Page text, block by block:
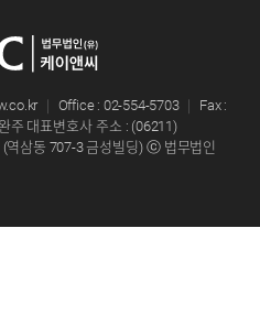
｜ Office : 02-554-5703｜ Fax :
주 대표변호사 주소 : (06211)
역삼동 707-3 금성빌딩) ⓒ 법무법인